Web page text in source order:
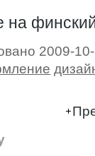
на
2009-